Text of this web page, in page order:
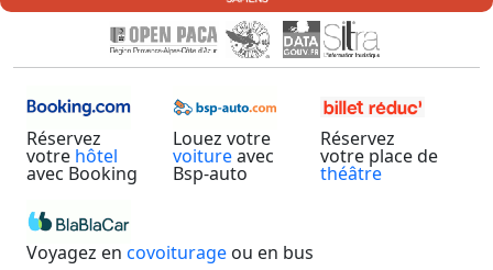
Réservez
votre hôtel
avec Booking
Louez votre
voitureavec
Bsp-auto
Réservez
votre place de
théâtre
Voyagez en covoiturage ou en bus